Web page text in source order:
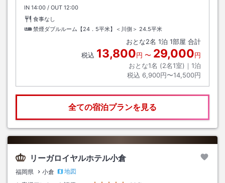
IN チェックイン
14:00 / OUT チェックアウト
12:00
食事なし
禁煙ダブルルーム【24．5平米】＜川側＞ 24.5平米
おとな2名 1泊 1部屋 合計
税込 13,800円 〜 29,000円
おとな1名 (2名1室)｜ 1泊
税込 6,900円〜14,500円
全ての宿泊プランを見る
リーガロイヤルホテル小倉
福岡県 小倉
地図